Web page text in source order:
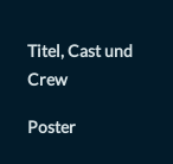
Titel, Cast und
Crew
Poster